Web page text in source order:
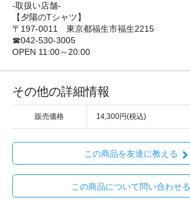
-取扱い店舗-
【夕陽のTシャツ】
〒197-0011 東京都福生市福生2215
☎042-530-3005
OPEN 11:00～20:00
その他の詳細情報
販売価格 14,300円(税込)
この商品を友達に教える
この商品について問い合わせる